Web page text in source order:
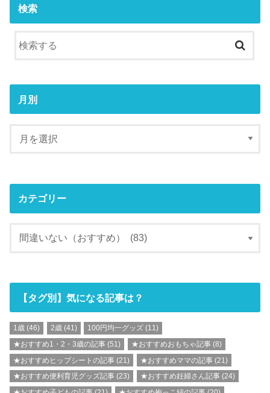
検索
月別
カテゴリー
【タグ別】気になる記事は？
1歳 (46) 2歳(41) 100円均一グッズ(11)
★おすすめ1・2・3歳の記事 (51) ★おすすめおもちゃ記事(8)
★おすすめヒップシートの記事 (21) ★おすすめママの記事(21)
★おすすめ便利育児グッズ記事 (23) ★おすすめ妊婦さん記事(24)